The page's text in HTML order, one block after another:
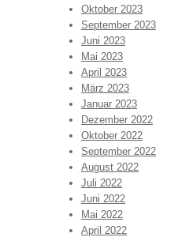
Oktober 2023
September 2023
Juni 2023
Mai 2023
April 2023
März 2023
Januar 2023
Dezember 2022
Oktober 2022
September 2022
August 2022
Juli 2022
Juni 2022
Mai 2022
April 2022